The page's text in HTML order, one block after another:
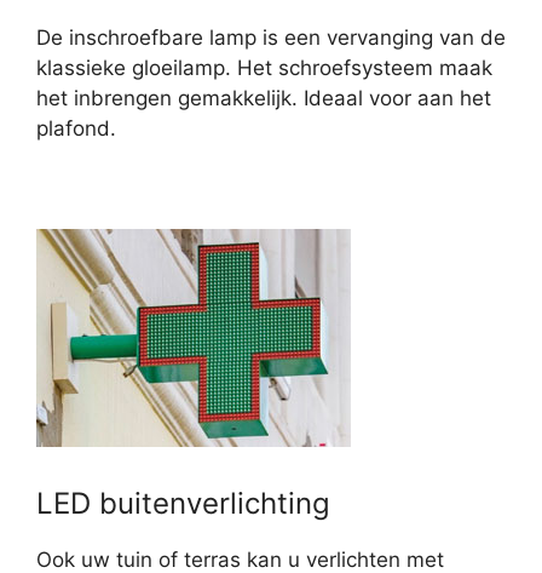
De inschroefbare lamp is een vervanging van de
klassieke gloeilamp. Het schroefsysteem maak
het inbrengen gemakkelijk. Ideaal voor aan het
plafond.
LED buitenverlichting
Ook uw tuin of terras kan u verlichten met